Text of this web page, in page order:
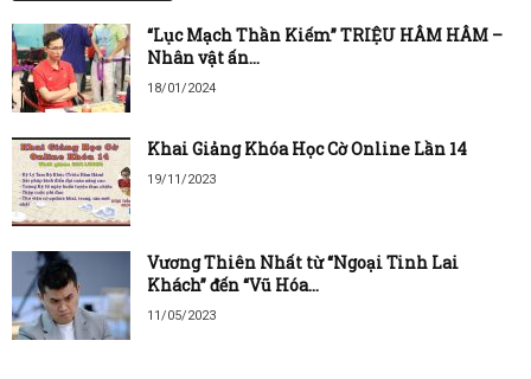
“Lục Mạch Thần Kiếm” TRIỆU HÂM HÂM –
Nhân vật ấn...
18/01/2024
Khai Giảng Khóa Học Cờ Online Lần 14
19/11/2023
Vương Thiên Nhất từ “Ngoại Tinh Lai
Khách” đến “Vũ Hóa...
11/05/2023